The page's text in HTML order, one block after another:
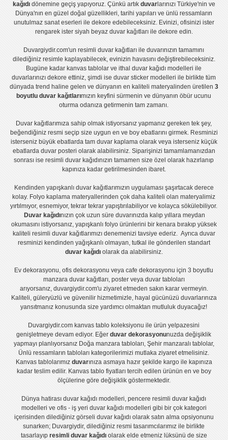
kağıdıdönemine geçiş yapıyoruz. Çünkü artık duvarlarınızı Türkiye'nin ve
Dünya'nın en güzel doğal güzellikleri, tarihi yapıları ve ünlü ressamların
unutulmaz sanat eserleri ile dekore edebileceksiniz. Evinizi, ofisinizi ister
rengarek ister siyah beyaz duvar kağıtlarıile dekore edin.
Duvargiydir.com'unresimli duvar kağıtları ile duvarınızın tamamını
dilediğiniz resimle kaplayabilecek, evinizin havasını değiştirebileceksiniz.
Bugüne kadar kanvas tablo lar veithal duvar kağıdı modelleri ile
duvarlarınızı dekore ettiniz, şimdi iseduvar sticker modelleri ile birlikte tüm
dünyada trend haline gelen ve dünyanın en kaliteli materyalinden üretilen 3
boyutlu duvar kağıtlarımızın keyfini sürmenin ve dünyanın öbür ucunu
oturma odanıza getirmenin tam zamanı.
Duvar kağıtlarımıza sahip olmak istiyorsanız yapmanız gereken tek şey,
beğendiğiniz resmi seçip size uygun en ve boy ebatlarını girmek. Resminizi
isterseniz büyük ebatlarda tam duvar kaplamaolarak veya isterseniz küçük
ebatlarda duvar posteri olarak alabilirsiniz. Siparişinizi tamamlamanızdan
sonrası iseresimli duvar kağıdınızın tamamen size özel olarak hazırlanıp
kapınıza kadar getirilmesinden ibaret.
Kendinden yapışkanlı duvar kağıtlarımızın uygulamasışaşırtacak derece
kolay. Folyo kaplama materyallerinden çok daha kaliteli olanmateryalimiz
yırtılmıyor, esnemiyor, tekrar tekrar yapıştırılabiliyor ve kolayca sökülebiliyor.
Duvar kağıdınızın çok uzun süre duvarınızda kalıp yıllara meydan
okumasını istiyorsanız, yapışkanlı folyoürünlerini bir kenara bırakıp yüksek
kaliteli resimli duvar kağıtlarımızı denemenizi tavsiye ederiz. Ayrıca duvar
resminizi kendinden yağışkanlı olmayan, tutkal ile gönderilen standart
duvar kağıdıolarak da alabilirsiniz.
Ev dekorasyonu,ofis dekorasyonu veyacafe dekorasyonu için3 boyutlu
manzara duvar kağıtları, posterveya duvar tabloları
arıyorsanız, duvargiydir.com'u ziyaret etmeden sakın karar vermeyin.
Kaliteli, güleryüzlü ve güvenilir hizmetimizle, hayal gücünüzü duvarlarınıza
yansıtmanız konusunda size yardımcı olmaktan mutluluk duyacağız!
Duvargiydir.com kanvas tablo koleksiyonu ile ürün yelpazesini
genişletmeye devam ediyor. Eğerduvar dekorasyonunuzda değişiklik
yapmayı planlıyorsanız Doğa manzara tabloları, Şehir manzaralı tablolar,
Ünlü ressamların tabloları kategorilerimizi mutlaka ziyaret etmelisiniz.
Kanvas tablolarımız duvarınıza asmaya hazır şekilde kargo ile kapınıza
kadar teslim edilir. Kanvas tablo fiyatlarıtercih edilen ürünün en ve boy
ölçülerine göre değişiklik göstermektedir.
Dünya hatirası duvar kağıdı modelleri,pencere resimli duvar kağıdı
modelleri ve ofis - iş yeri duvar kağıdı modelleri gibi bir çok kategori
içerisinden dilediğiniz görseli duvar kağıdı olarak satın alma opsiyonunu
sunarken; Duvargiydir, dilediğiniz resmi tasarımcılarımız ile birlikte
tasarlayıp resimli duvar kağıdıolarak elde etmeniz lüksünü de size